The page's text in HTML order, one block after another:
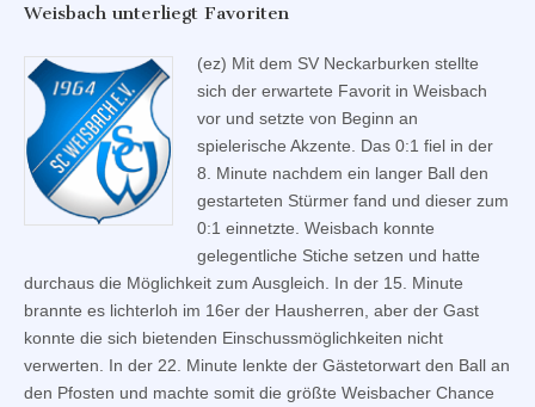
Weisbach unterliegt Favoriten
(ez) Mit dem SV Neckarburken stellte
sich der erwartete Favorit in Weisbach
vor und setzte von Beginn an
spielerische Akzente. Das 0:1 fiel in der
8. Minute nachdem ein langer Ball den
gestarteten Stürmer fand und dieser zum
0:1 einnetzte. Weisbach konnte
gelegentliche Stiche setzen und hatte
durchaus die Möglichkeit zum Ausgleich. In der 15. Minute
brannte es lichterloh im 16er der Hausherren, aber der Gast
konnte die sich bietenden Einschussmöglichkeiten nicht
verwerten. In der 22. Minute lenkte der Gästetorwart den Ball an
den Pfosten und machte somit die größte Weisbacher Chance